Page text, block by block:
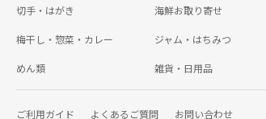
切手・はがき 海鮮お取り寄せ
梅干し・惣菜・カレー ジャム・はちみつ
めん類 雑貨・日用品
ご利用ガイド よくあるご質問 お問い合わせ